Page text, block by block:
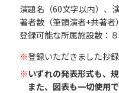
演題名（60文字以内）、
著者数（筆頭演者+共著者
登録可能な所属施設数：
登録いただきました抄
いずれの発表形式も、
また、図表も一切使用